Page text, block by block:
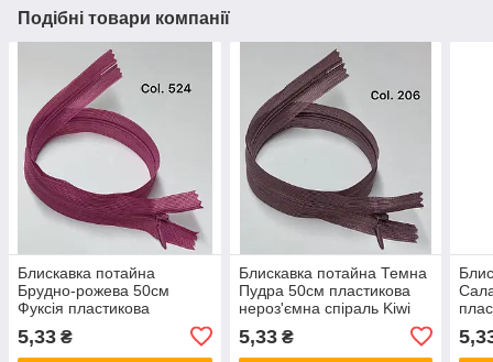
Подібні товари компанії
Блискавка потайна
Брудно-рожева 50см
Фуксія пластикова
5,33 ₴
Блискавка потайна Темна
Пудра 50см пластикова
нероз'ємна спіраль Kiwi
5,33₴